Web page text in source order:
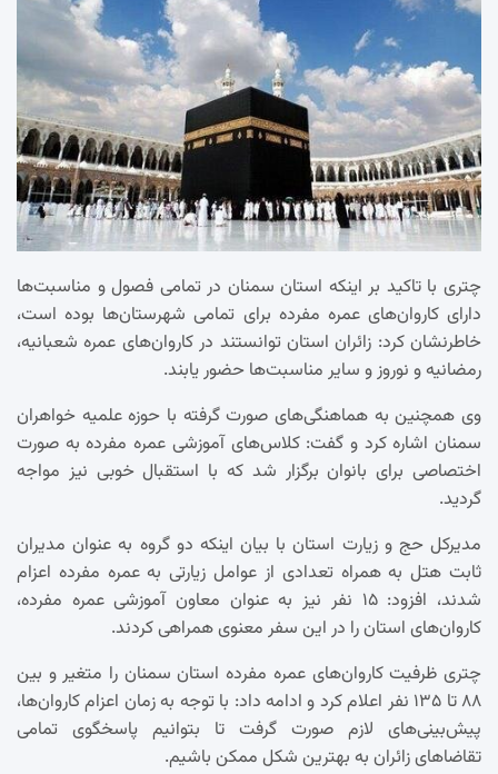
چتری با تاکید بر اینکه استان سمنان در تمامی فصول و مناسبت‌ها
دارای کاروان‌های عمره مفرده برای تمامی شهرستان‌ها بوده است،
خاطرنشان کرد: زائران استان توانستند در کاروان‌های عمره شعبانیه،
رمضانیه و نوروز و سایر مناسبت‌ها حضور یابند.
وی همچنین به هماهنگی‌های صورت گرفته با حوزه علمیه خواهران
سمنان اشاره کرد و گفت: کلاس‌های آموزشی عمره مفرده به صورت
اختصاصی برای بانوان برگزار شد که با استقبال خوبی نیز مواجه
گردید.
مدیرکل حج و زیارت استان با بیان اینکه دو گروه به عنوان مدیران
ثابت هتل به همراه تعدادی از عوامل زیارتی به عمره مفرده اعزام
شدند، افزود: ۱۵ نفر نیز به عنوان معاون آموزشی عمره مفرده،
کاروان‌های استان را در این سفر معنوی همراهی کردند.
چتری ظرفیت کاروان‌های عمره مفرده استان سمنان را متغیر و بین
۸۸ تا ۱۳۵ نفر اعلام کرد و ادامه داد: با توجه به زمان اعزام کاروان‌ها،
پیش‌بینی‌های لازم صورت گرفت تا بتوانیم پاسخگوی تمامی
تقاضاهای زائران به بهترین شکل ممکن باشیم.